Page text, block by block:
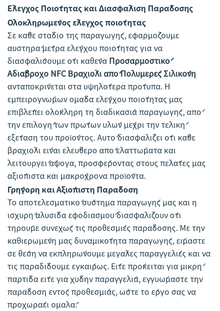
Έλεγχος Ποιότητας και Διασφάλιση Παράδοσης
Ολοκληρωμένος έλεγχος ποιότητας
Σε κάθε στάδιο της παραγωγής, εφαρμόζουμε
αυστηρά μέτρα ελέγχου ποιότητας για να
διασφαλίσουμε ότι καθένα Προσαρμοστικό
Αδιάβροχο NFC Βραχιόλι από Πολυμερές Σιλικόνη
ανταποκρίνεται στα υψηλότερα πρότυπα. Η
εμπειρογνώμων ομάδα ελέγχου ποιότητας μας
επιβλέπει ολόκληρη τη διαδικασία παραγωγής, από
την επιλογή των πρώτων υλών μέχρι την τελική
εξέταση του προϊόντος. Αυτό διασφαλίζει ότι κάθε
βραχιόλι είναι ελεύθερο από ελαττώματα και
λειτουργεί άψογα, προσφέροντας στους πελάτες μας
αξιόπιστα και μακρόχρονα προϊόντα.
Γρήγορη και Αξιόπιστη Παράδοση
Το αποτελεσματικό σύστημα παραγωγής μας και η
ισχυρή αλυσίδα εφοδιασμού διασφαλίζουν ότι
τηρούμε συνεχώς τις προθεσμίες παράδοσης. Με την
καθιερωμένη μας δυναμικότητα παραγωγής, είμαστε
σε θέση να εκπληρώνουμε μεγάλες παραγγελίες και να
τις παραδίδουμε εγκαίρως. Είτε πρόκειται για μικρή
παρτίδα είτε για χύδην παραγγελία, εγγυώμαστε την
παράδοση εντός προθεσμίας, ώστε το έργο σας να
προχωράει ομαλά.